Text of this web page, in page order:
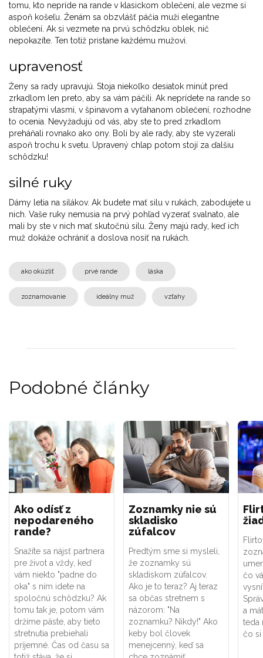
tomu, kto nepríde na rande v klasickom oblečení, ale vezme si
aspoň košeľu. Ženám sa obzvlášť páčia muži elegantne
oblečení. Ak si vezmete na prvú schôdzku oblek, nič
nepokazíte. Ten totiž pristane každému mužovi.
upravenosť
Ženy sa rady upravujú. Stoja niekoľko desiatok minút pred
zrkadlom len preto, aby sa vám páčili. Ak neprídete na rande so
strapatými vlasmi, v špinavom a vyťahanom oblečení, rozhodne
to ocenia. Nevyžadujú od vás, aby ste to pred zrkadlom
preháňali rovnako ako ony. Boli by ale rady, aby ste vyzerali
aspoň trochu k svetu. Upravený chlap potom stojí za ďalšiu
schôdzku!
silné ruky
Dámy letia na silákov. Ak budete mať silu v rukách, zabodujete u
nich. Vaše ruky nemusia na prvý pohľad vyzerať svalnato, ale
mali by ste v nich mať skutočnú silu. Ženy majú rady, keď ich
muž dokáže ochrániť a doslova nosiť na rukách.
ako okúzliť prvé rande láska
zoznamovanie ideálny muž vzťahy
Podobné články
Ako odísť z
nepodareného
rande?
Snažíte sa nájsť partnera
pre život a vždy, keď
vám niekto "padne do
oka" s ním idete na
spoločnú schôdzku? Ak
tomu tak je, potom vám
držíme päste, aby tieto
stretnutia prebiehali
príjemné. Čas od času sa
Zoznamky nie sú
skladisko
zúfalcov
Predtým sme si mysleli,
že zoznamky sú
skladiskom zúfalcov.
Ako je to teraz? Aj teraz
sa občas stretnem s
názorom: "Na
zoznamku? Nikdy!" Ako
keby bol človek
menejcenný, keď sa
čo
a
teda
čo